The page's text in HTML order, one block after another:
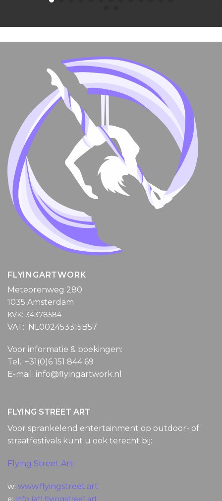
FLYINGARTWORK
Meteorenweg 280
1035 Amsterdam
KVK: 34378584
VAT: NL002453315B57
Voor informatie & boekingen:
Tel.: +31(0)6 151 844 69
E-mail: info@flyingartwork.nl
FLYING STREET ART
Voor sprankelend entertainment op outdoor- of
straatfestivals kunt u ook terecht bij:
Flying Street Art:
w: www.flyingstreet.art
e: info (at) flyingstreet.art